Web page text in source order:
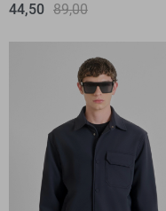
44,50 89,00